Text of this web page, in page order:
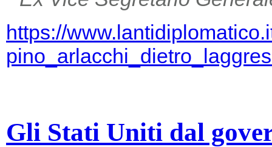
https://
Gli Stati Uniti dal